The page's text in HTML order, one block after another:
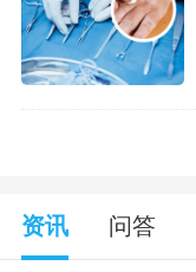
资讯 问答